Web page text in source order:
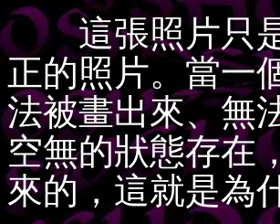
這張照片只是
正的照片。當一
法被畫出來、無
空無的狀態存在
來的，這就是為